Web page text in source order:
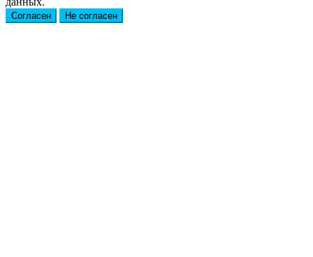
Согласен Не согласен